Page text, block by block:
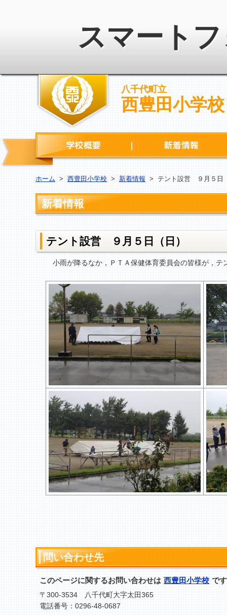
スマート
八千代町立
西豊田小学校
学校概要
ホーム > 西豊田小学校 > 新着情報 > テント設営 ９月５日
新着情報
テント設営 ９月５日（日）
小雨が降るなか，ＰＴＡ保健体育委員会の皆様が，テ
問い合わせ先
このページに関するお問い合わせは 西豊田小学校 で
〒300-3534 八千代町大字太田365
電話番号：0296-48-0687